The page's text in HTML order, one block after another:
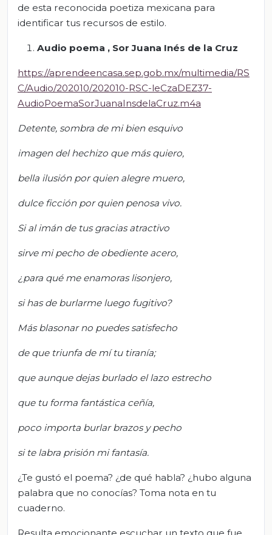
de esta reconocida poetiza mexicana para
identificar tus recursos de estilo.
Audio poema , Sor Juana Inés de la Cruz
https://aprendeencasa.sep.gob.mx/multimedia/RS
C/Audio/202010/202010-RSC-leCzaDEZ37-
AudioPoemaSorJuanaInsdelaCruz.m4a
Detente, sombra de mi bien esquivo
imagen del hechizo que más quiero,
bella ilusión por quien alegre muero,
dulce ficción por quien penosa vivo.
Si al imán de tus gracias atractivo
sirve mi pecho de obediente acero,
¿para qué me enamoras lisonjero,
si has de burlarme luego fugitivo?
Más blasonar no puedes satisfecho
de que triunfa de mí tu tiranía;
que aunque dejas burlado el lazo estrecho
que tu forma fantástica ceñía,
poco importa burlar brazos y pecho
si te labra prisión mi fantasía.
¿Te gustó el poema? ¿de qué habla? ¿hubo alguna
palabra que no conocías? Toma nota en tu
cuaderno.